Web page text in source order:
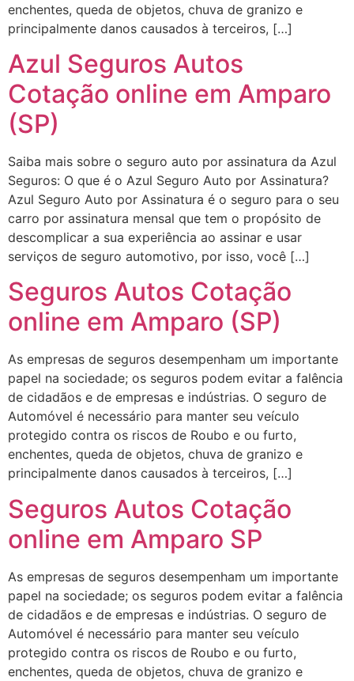
enchentes, queda de objetos, chuva de granizo e
principalmente danos causados à terceiros, […]
Azul Seguros Autos
Cotação online em Amparo
(SP)
Saiba mais sobre o seguro auto por assinatura da Azul
Seguros: O que é o Azul Seguro Auto por Assinatura?
Azul Seguro Auto por Assinatura é o seguro para o seu
carro por assinatura mensal que tem o propósito de
descomplicar a sua experiência ao assinar e usar
serviços de seguro automotivo, por isso, você […]
Seguros Autos Cotação
online em Amparo (SP)
As empresas de seguros desempenham um importante
papel na sociedade; os seguros podem evitar a falência
de cidadãos e de empresas e indústrias. O seguro de
Automóvel é necessário para manter seu veículo
protegido contra os riscos de Roubo e ou furto,
enchentes, queda de objetos, chuva de granizo e
principalmente danos causados à terceiros, […]
Seguros Autos Cotação
online em Amparo SP
As empresas de seguros desempenham um importante
papel na sociedade; os seguros podem evitar a falência
de cidadãos e de empresas e indústrias. O seguro de
Automóvel é necessário para manter seu veículo
protegido contra os riscos de Roubo e ou furto,
enchentes, queda de objetos, chuva de granizo e